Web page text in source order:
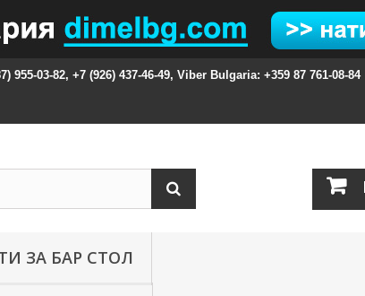
955-03-82, +7 (926) 437-46-49, Viber Bulgaria: +359 87 761-08-84
ЗА БАР СТОЛ